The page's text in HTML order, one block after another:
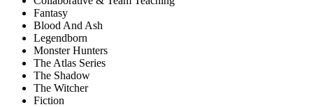
Fantasy
Blood And Ash
Legendborn
Monster Hunters
The Atlas Series
The Shadow
The Witcher
Fiction